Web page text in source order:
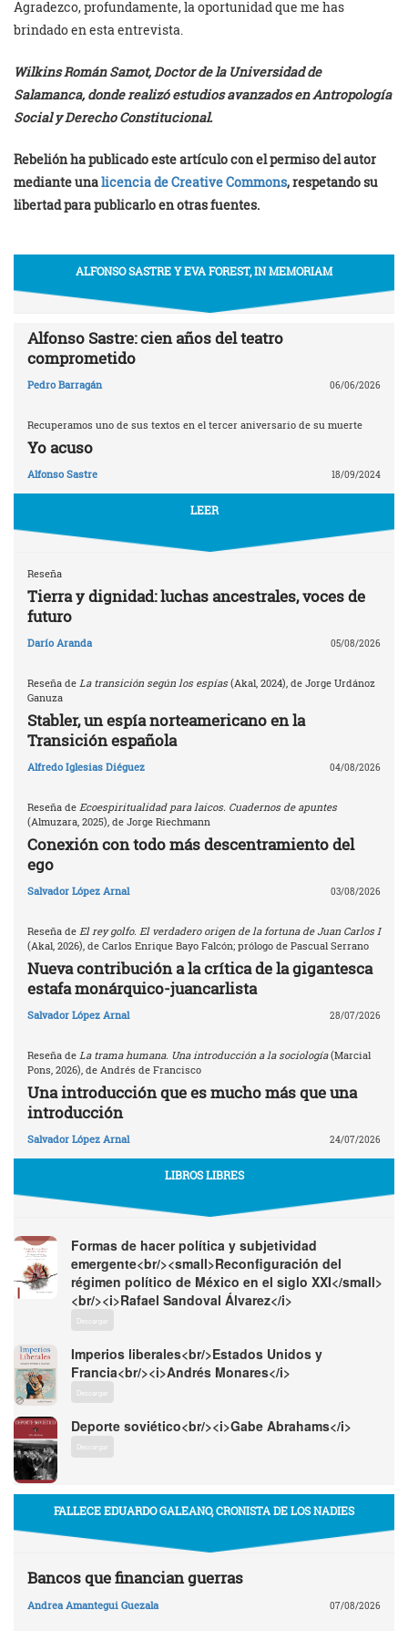
Agradezco, profundamente, la oportunidad que me has
brindado en esta entrevista.
Wilkins Román Samot, Doctor de la Universidad de
Salamanca, donde realizó estudios avanzados en Antropología
Social y Derecho Constitucional.
Rebelión ha publicado este artículo con el permiso del autor
mediante unalicencia de Creative Commons, respetando su
libertad para publicarlo en otras fuentes.
ALFONSO SASTRE Y EVA FOREST, IN MEMORIAM
Alfonso Sastre: cien años del teatro
comprometido
Pedro Barragán 06/06/2026
Recuperamos uno de sus textos en el tercer aniversario de su muerte
Yo acuso
Alfonso Sastre 18/09/2024
LEER
Reseña
Tierra y dignidad: luchas ancestrales, voces de
futuro
Darío Aranda 05/08/2026
Reseña de La transición según los espías (Akal, 2024), de Jorge Urdánoz
Ganuza
Stabler, un espía norteamericano en la
Transición española
Alfredo Iglesias Diéguez 04/08/2026
Reseña de Ecoespiritualidad para laicos. Cuadernos de apuntes
(Almuzara, 2025), de Jorge Riechmann
Conexión con todo más descentramiento del
ego
Salvador López Arnal 03/08/2026
Reseña de El rey golfo. El verdadero origen de la fortuna de Juan Carlos I
(Akal, 2026), de Carlos Enrique Bayo Falcón; prólogo de Pascual Serrano
Nueva contribución a la crítica de la gigantesca
estafa monárquico-juancarlista
Salvador López Arnal 28/07/2026
Reseña de La trama humana. Una introducción a la sociología(Marcial
Pons, 2026), de Andrés de Francisco
Una introducción que es mucho más que una
introducción
Salvador López Arnal 24/07/2026
LIBROS LIBRES
Formas de hacer política y subjetividad
emergente<br/><small>Reconfiguración del
régimen político de México en el siglo XXI</small>
<br/><i>Rafael Sandoval Álvarez</i>
Descargar
Imperios liberales<br/>Estados Unidos y
Francia<br/><i>Andrés Monares</i>
Descargar
Deporte soviético<br/><i>Gabe Abrahams</i>
Descargar
FALLECE EDUARDO GALEANO, CRONISTA DE LOS NADIES
Bancos que financian guerras
Andrea Amantegui Guezala 07/08/2026